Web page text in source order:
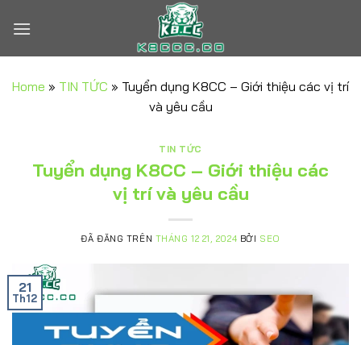
đến
Home » TIN TỨC » Tuyển dụng K8CC – Giới thiệu các vị trí
và yêu cầu
TIN TỨC
Tuyển dụng K8CC – Giới thiệu các
vị trí và yêu cầu
ĐÃ ĐĂNG TRÊN THÁNG 12 21, 2024 BỞI SEO
21
Th12